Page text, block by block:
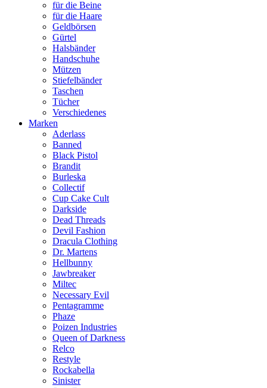
für die Beine
für die Haare
Geldbörsen
Gürtel
Halsbänder
Handschuhe
Mützen
Stiefelbänder
Taschen
Tücher
Verschiedenes
Marken
Aderlass
Banned
Black Pistol
Brandit
Burleska
Collectif
Cup Cake Cult
Darkside
Dead Threads
Devil Fashion
Dracula Clothing
Dr. Martens
Hellbunny
Jawbreaker
Miltec
Necessary Evil
Pentagramme
Phaze
Poizen Industries
Queen of Darkness
Relco
Restyle
Rockabella
Sinister